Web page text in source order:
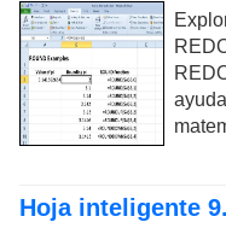
Hoja inteligente